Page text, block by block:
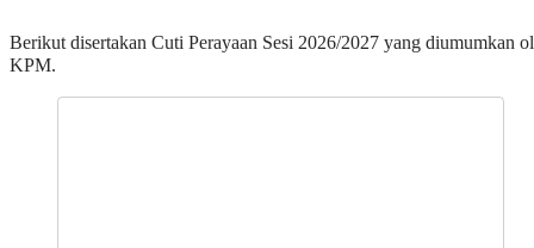
Berikut disertakan Cuti Perayaan Sesi 2026/2027 yang diumumkan
KPM.